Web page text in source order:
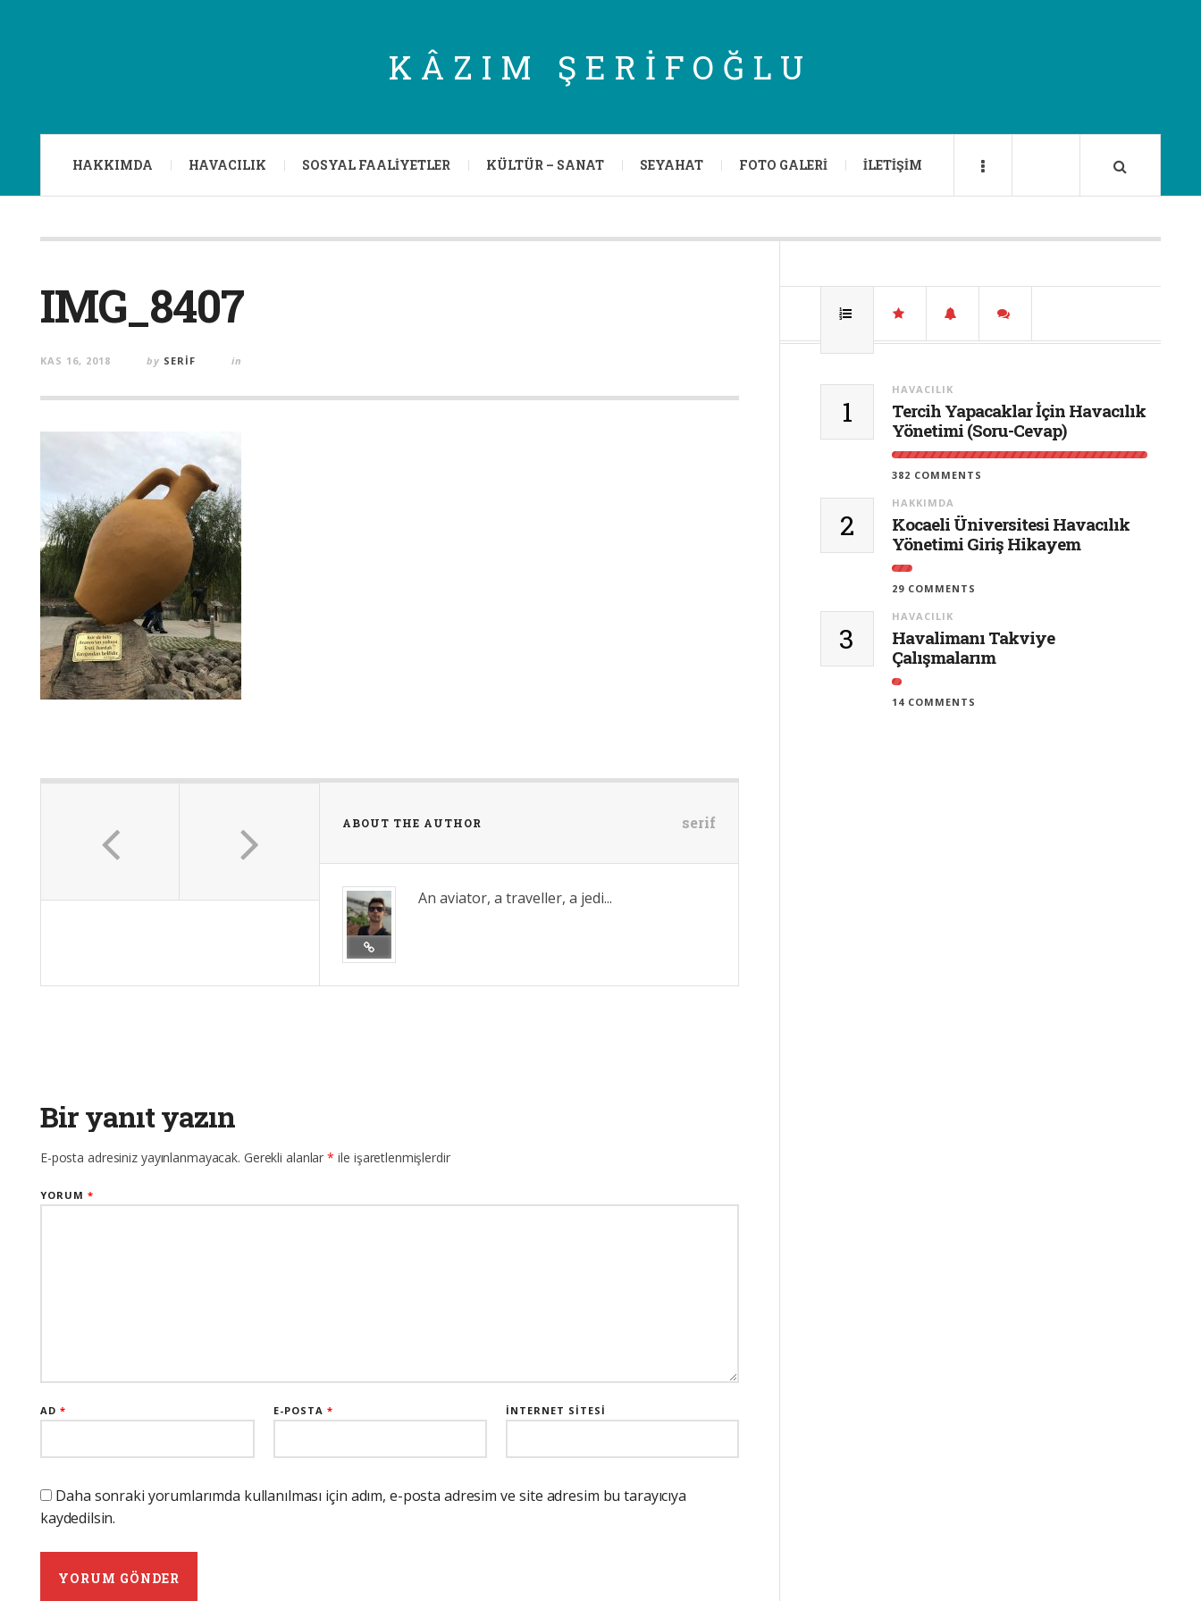
KÂZIM ŞERIFOĞLU
HAKKIMDA HAVACILIK SOSYAL FAALIYETLER KÜLTÜR – SANAT SEYAHAT FOTO GALERI İLETIŞIM
IMG_8407
KAS 16, 2018 by SERIF in
ABOUT THE AUTHOR serif
An aviator, a traveller, a jedi...
Bir yanıt yazın
E-posta adresiniz yayınlanmayacak. Gerekli alanlar* ile işaretlenmişlerdir
YORUM*
AD* E-POSTA * İNTERNET SITESI
Daha sonraki yorumlarımda kullanılması için adım, e-posta adresim ve site adresim bu tarayıcıya
kaydedilsin.
1
HAVACILIK
Tercih Yapacaklar İçin Havacılık
Yönetimi (Soru-Cevap)
382 COMMENTS
2
HAKKIMDA
Kocaeli Üniversitesi Havacılık
Yönetimi Giriş Hikayem
29 COMMENTS
3
HAVACILIK
Havalimanı Takviye
Çalışmalarım
14 COMMENTS